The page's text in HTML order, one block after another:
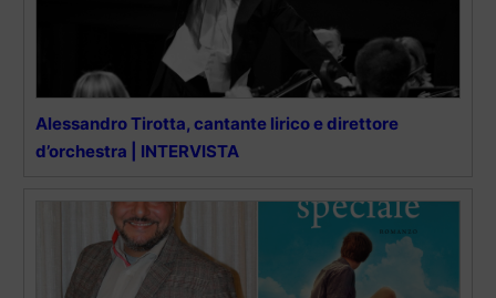
Alessandro Tirotta, cantante lirico e direttore
d’orchestra | INTERVISTA